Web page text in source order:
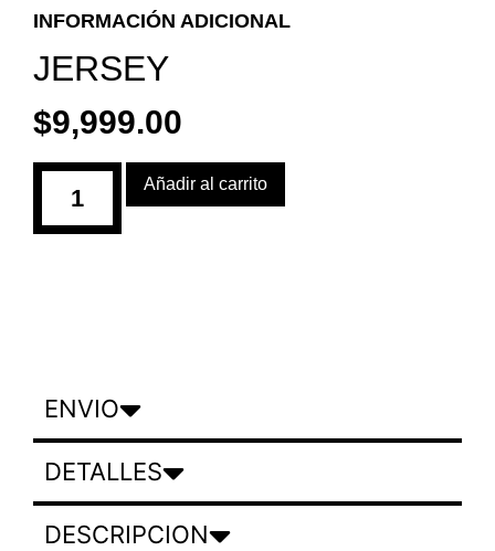
INFORMACIÓN ADICIONAL
JERSEY
$9,999.00
Añadir al carrito
ENVIO
DETALLES
DESCRIPCION